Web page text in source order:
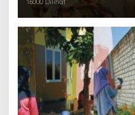
16000 Dilihat